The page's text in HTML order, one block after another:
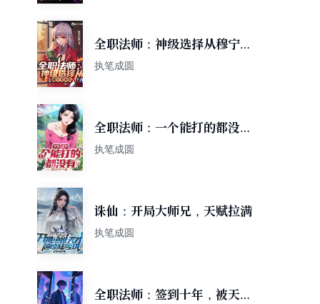
全职法师：神级选择从穆宁雪
开始
执笔成圆
全职法师：一个能打的都没
有？
执笔成圆
诛仙：开局大师兄，天赋拉满
执笔成圆
全职法师：签到十年，被天幕